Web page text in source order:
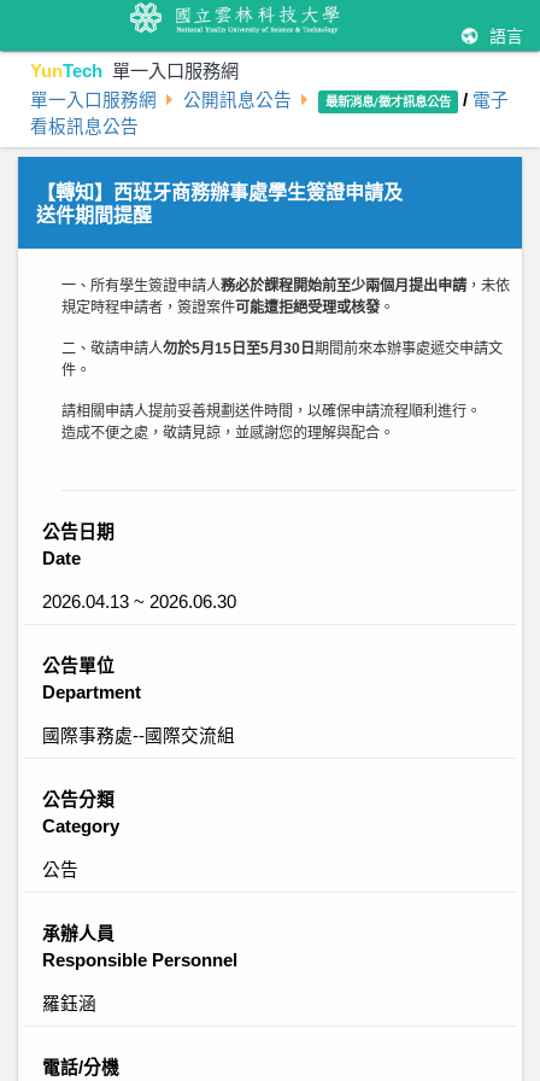
語言
YunTech 單一入口服務網
單一入口服務網 公開訊息公告 最新消息/徵才訊息公告 / 電子
看板訊息公告
【轉知】西班牙商務辦事處學生簽證申請及
送件期間提醒
一、所有學生簽證申請人務必於課程開始前至少兩個月提出申請，未依
規定時程申請者，簽證案件可能遭拒絕受理或核發 。
二、敬請申請人勿於5月 15 日至5月 30 日期間前來本辦事處遞交申請文
件。
請相關申請人提前妥善規劃送件時間，以確保申請流程順利進行。
造成不便之處，敬請見諒，並感謝您的理解與配合。
公告日期
Date
2026.04.13 ~ 2026.06.30
公告單位
Department
國際事務處--國際交流組
公告分類
Category
公告
承辦人員
Responsible Personnel
羅鈺涵
電話/分機